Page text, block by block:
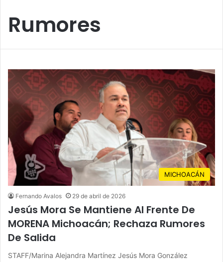
Rumores
MICHOACÁN
Fernando Avalos 29 de abril de 2026
Jesús Mora Se Mantiene Al Frente De
MORENA Michoacán; Rechaza Rumores
De Salida
STAFF/Marina Alejandra Martínez Jesús Mora González